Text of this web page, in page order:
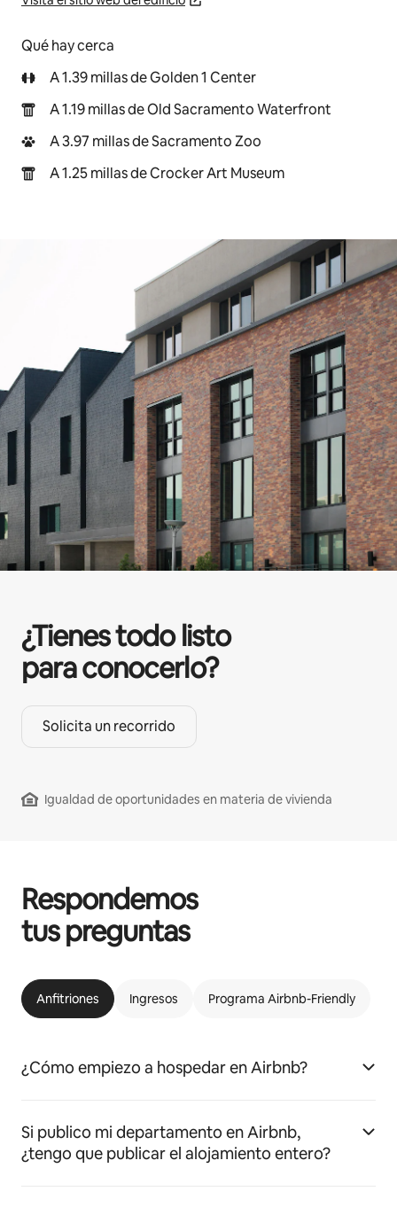
Qué hay cerca
A 1.39 millas de Golden 1 Center
A 1.19 millas de Old Sacramento Waterfront
A 3.97 millas de Sacramento Zoo
A 1.25 millas de Crocker Art Museum
¿Tienes todo listo
para conocerlo?
Solicita un recorrido
Igualdad de oportunidades en materia de vivienda
Respondemos
tus preguntas
Anfitriones Ingresos Programa Airbnb-Friendly
¿Cómo empiezo a hospedar en Airbnb?
Si publico mi departamento en Airbnb,
¿tengo que publicar el alojamiento entero?